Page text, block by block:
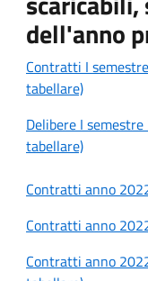
dell'anno
Contratti I
tabellare)
Delibere I
tabellare)
Contratti anno
Contratti anno
Contratti anno